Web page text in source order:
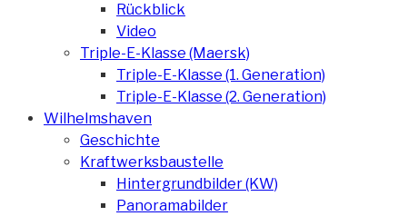
Rückblick
Video
Triple-E-Klasse (Maersk)
Triple-E-Klasse (1. Generation)
Triple-E-Klasse (2. Generation)
Wilhelmshaven
Geschichte
Kraftwerksbaustelle
Hintergrundbilder (KW)
Panoramabilder